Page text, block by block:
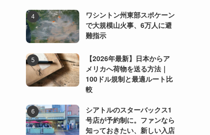
ワシントン州東部スポケーン
で大規模山火事、6万人に避
難指示
【2026年最新】日本からア
メリカへ荷物を送る方法｜
100ドル規制と最適ルート比
較
シアトルのスターバックス1
号店が予約制に。ファンなら
知っておきたい、新しい入店